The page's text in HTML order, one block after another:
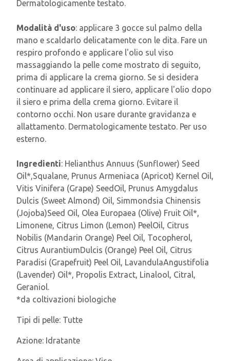
Dermatologicamente testato.
Modalità d'uso: applicare 3 gocce sul palmo della
mano e scaldarlo delicatamente con le dita. Fare un
respiro profondo e applicare l'olio sul viso
massaggiando la pelle come mostrato di seguito,
prima di applicare la crema giorno. Se si desidera
continuare ad applicare il siero, applicare l'olio dopo
il siero e prima della crema giorno. Evitare il
contorno occhi. Non usare durante gravidanza e
allattamento. Dermatologicamente testato. Per uso
esterno.
Ingredienti: Helianthus Annuus (Sunflower) Seed
Oil*,Squalane, Prunus Armeniaca (Apricot) Kernel Oil,
Vitis Vinifera (Grape) SeedOil, Prunus Amygdalus
Dulcis (Sweet Almond) Oil, Simmondsia Chinensis
(Jojoba)Seed Oil, Olea Europaea (Olive) Fruit Oil*,
Limonene, Citrus Limon (Lemon) PeelOil, Citrus
Nobilis (Mandarin Orange) Peel Oil, Tocopherol,
Citrus AurantiumDulcis (Orange) Peel Oil, Citrus
Paradisi (Grapefruit) Peel Oil, LavandulaAngustifolia
(Lavender) Oil*, Propolis Extract, Linalool, Citral,
Geraniol.
*da coltivazioni biologiche
Tipi di pelle: Tutte
Azione: Idratante